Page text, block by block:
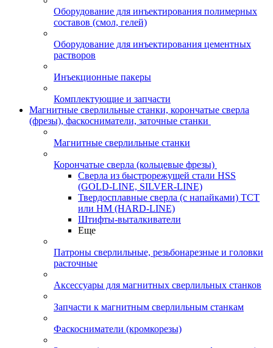
Оборудование для инъектирования полимерных
составов (смол, гелей)
Оборудование для инъектирования цементных
растворов
Инъекционные пакеры
Комплектующие и запчасти
Магнитные сверлильные станки, корончатые сверла
(фрезы), фаскосниматели, заточные станки
Магнитные сверлильные станки
Корончатые сверла (кольцевые фрезы)
Сверла из быстрорежущей стали HSS
(GOLD-LINE, SILVER-LINE)
Твердосплавные сверла (с напайками) ТСТ
или HM (HARD-LINE)
Штифты-выталкиватели
Еще
Патроны сверлильные, резьбонарезные и головки
расточные
Аксессуары для магнитных сверлильных станков
Запчасти к магнитным сверлильным станкам
Фаскосниматели (кромкорезы)